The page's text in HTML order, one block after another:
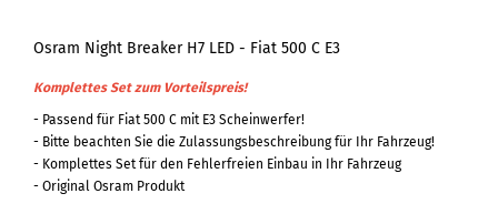
Osram Night Breaker H7 LED - Fiat 500 C E3
Komplettes Set zum Vorteilspreis!
- Passend für Fiat 500 C mit E3 Scheinwerfer!
- Bitte beachten Sie die Zulassungsbeschreibung für Ihr Fahrzeug!
- Komplettes Set für den Fehlerfreien Einbau in Ihr Fahrzeug
- Original Osram Produkt